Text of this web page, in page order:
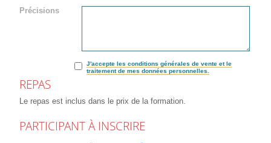
Précisions
J'accepte les conditions générales de vente et le
traitement de mes données personnelles.
REPAS
Le repas est inclus dans le prix de la formation.
PARTICIPANT À INSCRIRE